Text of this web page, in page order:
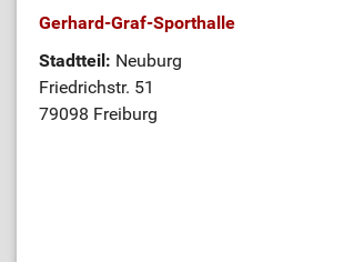
Gerhard-Graf-Sporthalle
Stadtteil: Neuburg
Friedrichstr. 51
79098 Freiburg